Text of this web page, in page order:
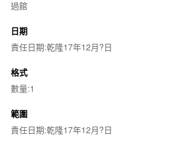
過館
日期
責任日期:乾隆17年12月?日
格式
數量:1
範圍
責任日期:乾隆17年12月?日